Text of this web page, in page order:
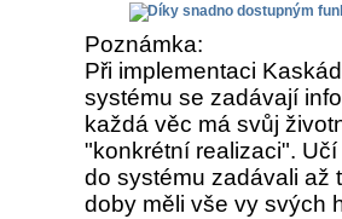
Poznámka:
Při implementaci
systému se zadávají
každá věc má svůj
"konkrétní realizaci".
do systému zadávali až
doby měli vše vy svých